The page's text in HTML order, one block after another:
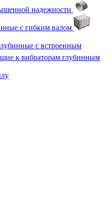
надежности
с гибким валом
с встроенным
к вибраторам глубинным